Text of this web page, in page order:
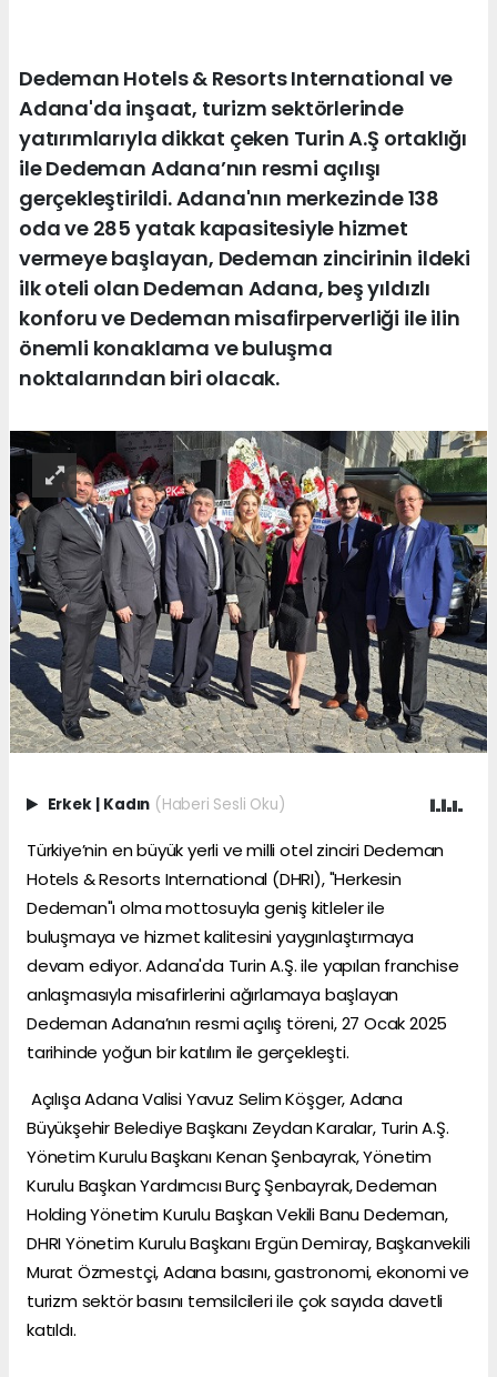
Dedeman Hotels & Resorts International ve
Adana'da inşaat, turizm sektörlerinde
yatırımlarıyla dikkat çeken Turin A.Ş ortaklığı
ile Dedeman Adana’nın resmi açılışı
gerçekleştirildi. Adana'nın merkezinde 138
oda ve 285 yatak kapasitesiyle hizmet
vermeye başlayan, Dedeman zincirinin ildeki
ilk oteli olan Dedeman Adana, beş yıldızlı
konforu ve Dedeman misafirperverliği ile ilin
önemli konaklama ve buluşma
noktalarından biri olacak.
Erkek | Kadın (Haberi Sesli Oku)
Türkiye’nin en büyük yerli ve milli otel zinciri Dedeman
Hotels & Resorts International (DHRI), "Herkesin
Dedeman"ı olma mottosuyla geniş kitleler ile
buluşmaya ve hizmet kalitesini yaygınlaştırmaya
devam ediyor. Adana'da Turin A.Ş. ile yapılan franchise
anlaşmasıyla misafirlerini ağırlamaya başlayan
Dedeman Adana’nın resmi açılış töreni, 27 Ocak 2025
tarihinde yoğun bir katılım ile gerçekleşti.
Açılışa Adana Valisi Yavuz Selim Köşger, Adana
Büyükşehir Belediye Başkanı Zeydan Karalar, Turin A.Ş.
Yönetim Kurulu Başkanı Kenan Şenbayrak, Yönetim
Kurulu Başkan Yardımcısı Burç Şenbayrak, Dedeman
Holding Yönetim Kurulu Başkan Vekili Banu Dedeman,
DHRI Yönetim Kurulu Başkanı Ergün Demiray, Başkanvekili
Murat Özmestçi, Adana basını, gastronomi, ekonomi ve
turizm sektör basını temsilcileri ile çok sayıda davetli
katıldı.